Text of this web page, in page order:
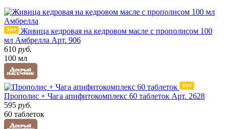
Живица кедровая на кедровом масле с прополисом 100
мл Амбрелла Арт. 906
610 руб.
100 мл
Прополис + Чага апифитокомплекс 60 таблеток Арт. 2628
595 руб.
60 таблеток